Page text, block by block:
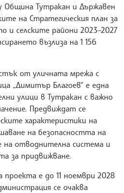
Тутракан и Държавен
на Стратегическия план за
и селските райони 2023–2027
възлиза на 1 156
от уличната мрежа с
„Димитър Благоев“ е една
улици в Тутракан с важно
Предвиждат се
характеристики на
на безопасността на
на отводнителна система и
за придвижване.
проекта е до 11 ноември 2028
се очаква